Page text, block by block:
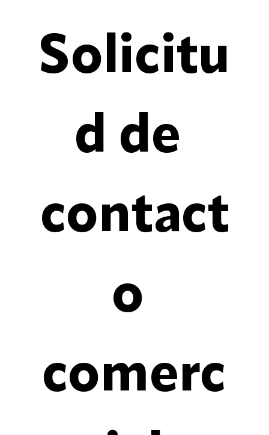
Solicitu
d de
contact
o
comerc